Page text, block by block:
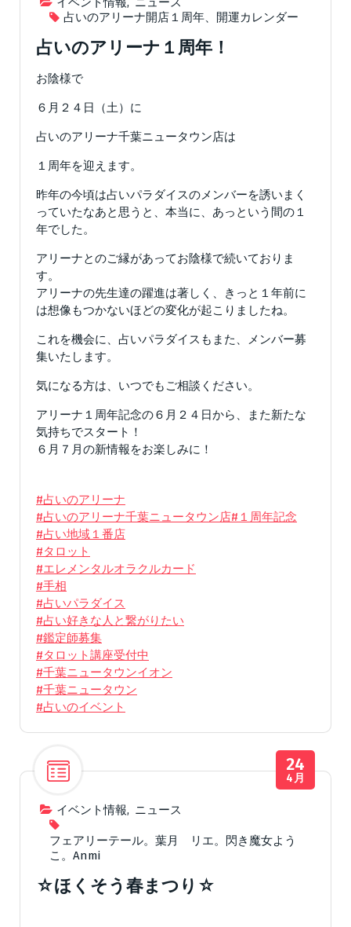
占いのアリーナ開店１周年、開運カレンダー
占いのアリーナ１周年！
お陰様で
６月２４日（土）に
占いのアリーナ千葉ニュータウン店は
１周年を迎えます。
昨年の今頃は占いパラダイスのメンバーを誘いまく
っていたなあと思うと、本当に、あっという間の１
年でした。
アリーナとのご縁があってお陰様で続いておりま
す。
アリーナの先生達の躍進は著しく、きっと１年前に
は想像もつかないほどの変化が起こりましたね。
これを機会に、占いパラダイスもまた、メンバー募
集いたします。
気になる方は、いつでもご相談ください。
アリーナ１周年記念の６月２４日から、また新たな
気持ちでスタート！
６月７月の新情報をお楽しみに！
#占いのアリーナ
#占いのアリーナ千葉ニュータウン店#１周年記念
#占い地域１番店
#タロット
#エレメンタルオラクルカード
#手相
#占いパラダイス
#占い好きな人と繋がりたい
#鑑定師募集
#タロット講座受付中
#千葉ニュータウンイオン
#千葉ニュータウン
#占いのイベント
イベント情報, ニュース
フェアリーテール。葉月 リエ。閃き魔女よう
こ。Anmi
24
4月
☆ほくそう春まつり☆